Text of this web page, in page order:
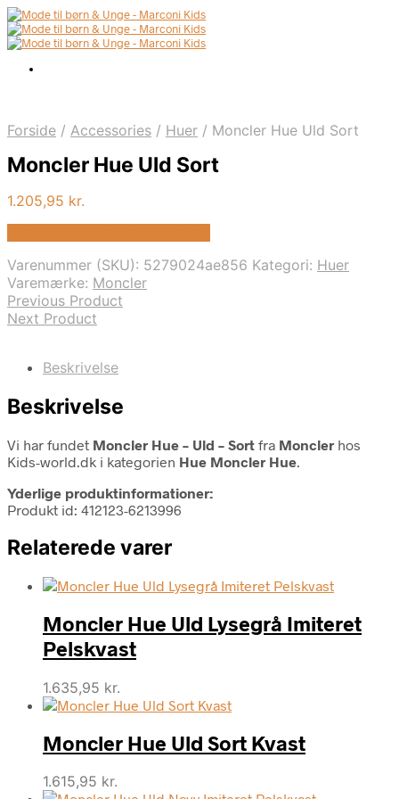
Forside / Accessories / Huer / Moncler Hue Uld Sort
Moncler Hue Uld Sort
1.205,95 kr.
Varenummer (SKU): 5279024ae856 Kategori: Huer
Varemærke: Moncler
Previous Product
Next Product
Beskrivelse
Beskrivelse
Vi har fundet Moncler Hue – Uld – Sort fra Moncler hos
Kids-world.dk i kategorien Hue Moncler Hue.
Yderlige produktinformationer:
Produkt id: 412123-6213996
Relaterede varer
Moncler Hue Uld Lysegrå Imiteret
Pelskvast
1.635,95 kr.
Moncler Hue Uld Sort Kvast
1.615,95 kr.